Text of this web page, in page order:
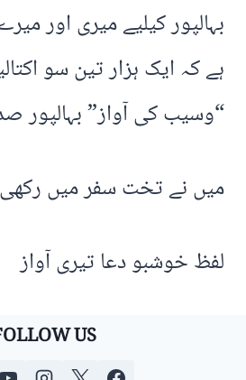
بہالپور کیلیے میری اور
ہے کہ ایک ہزار تین سو
“وسیب کی آواز” بہالپور
میں نے تخت سفر میں
لفظ خوشبو دعا تیری آواز
US